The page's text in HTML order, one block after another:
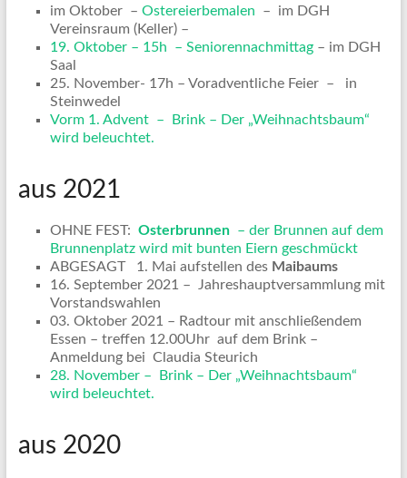
im Oktober – Ostereierbemalen – im DGH
Vereinsraum (Keller) –
19. Oktober – 15h – Seniorennachmittag– im DGH
Saal
25. November- 17h – Voradventliche Feier – in
Steinwedel
Vorm 1. Advent – Brink – Der „Weihnachtsbaum“
wird beleuchtet.
aus 2021
OHNE FEST: Osterbrunnen– der Brunnen auf dem
Brunnenplatz wird mit bunten Eiern geschmückt
ABGESAGT 1. Mai aufstellen des Maibaums
16. September 2021 – Jahreshauptversammlung mit
Vorstandswahlen
03. Oktober 2021 – Radtour mit anschließendem
Essen – treffen 12.00Uhr auf dem Brink –
Anmeldung bei Claudia Steurich
28. November – Brink – Der „Weihnachtsbaum“
wird beleuchtet.
aus 2020